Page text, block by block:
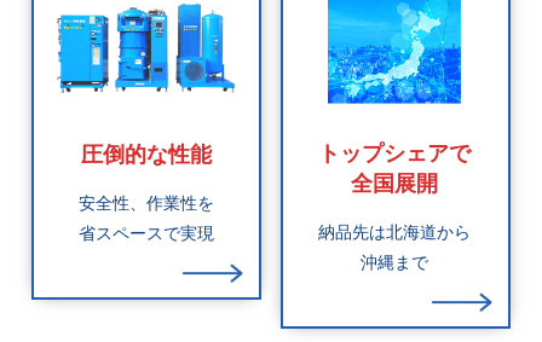
圧倒的な性能
安全性、作業性を
省スペースで実現
トップシェアで
全国展開
納品先は北海道から
沖縄まで